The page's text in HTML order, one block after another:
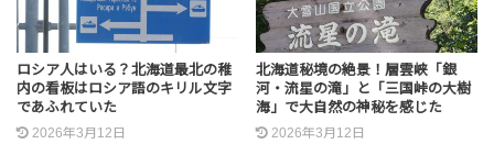
ロシア人はいる？北海道最北の稚
内の看板はロシア語のキリル文字
であふれていた
2026年3月12日
北海道秘境の絶景！層雲峡「銀
河・流星の滝」と「三国峠の大樹
海」で大自然の神秘を感じた
2026年3月12日